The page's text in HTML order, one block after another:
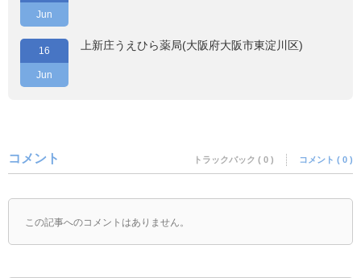
Jun
16
Jun
上新庄うえひら薬局(大阪府大阪市東淀川区)
コメント トラックバック ( 0 ) コメント ( 0 )
この記事へのコメントはありません。